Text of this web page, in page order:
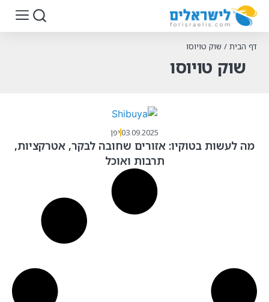
דף הבית / שוק טויוסו
שוק טויוסו
03.09.2025יפן
מה לעשות בטוקיו: אזורים שחובה לבקר, אטרקציות,
תרבות ואוכל